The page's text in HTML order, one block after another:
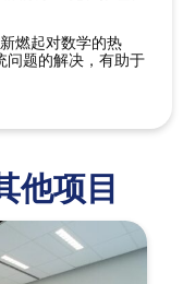
燃起对数学的热
问题的解决，有助于
他项目